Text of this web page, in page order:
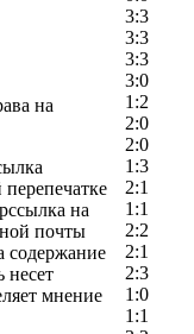
3:3
3:3
3:3
3:0
1:2
2:0
2:0
1:3
2:1
1:1
2:2
2:1
2:3
1:0
1:1
на
на
почты
содержание
несет
мнение